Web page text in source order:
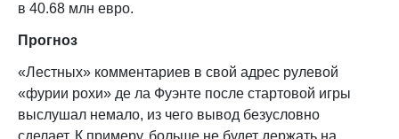
в 40.68 млн евро.
Прогноз
«Лестных» комментариев в свой адрес рулевой
«фурии рохи» де ла Фуэнте после стартовой игры
выслушал немало, из чего вывод безусловно
сделает. К примеру, больше не будет держать на